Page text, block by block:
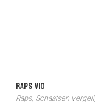
Raps V10
Raps, Schaatsen